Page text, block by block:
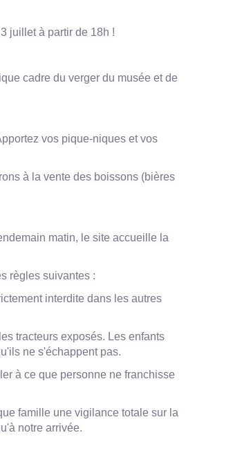
juillet à partir de 18h !
cadre du verger du musée et de
vos pique-niques et vos
à la vente des boissons (bières
matin, le site accueille la
règles suivantes :
interdite dans les autres
tracteurs exposés. Les enfants
ne s'échappent pas.
à ce que personne ne franchisse
famille une vigilance totale sur la
notre arrivée.